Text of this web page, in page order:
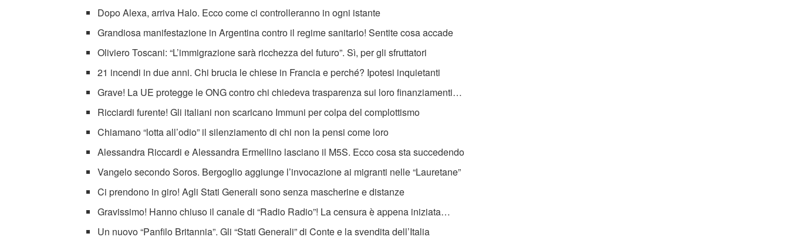
Dopo Alexa, arriva Halo. Ecco come ci controlleranno in ogni istante
Grandiosa manifestazione in Argentina contro il regime sanitario! Sentite cosa accade
Oliviero Toscani: “L’immigrazione sarà ricchezza del futuro”. Sì, per gli sfruttatori
21 incendi in due anni. Chi brucia le chiese in Francia e perché? Ipotesi inquietanti
Grave! La UE protegge le ONG contro chi chiedeva trasparenza sui loro finanziamenti…
Ricciardi furente! Gli italiani non scaricano Immuni per colpa del complottismo
Chiamano “lotta all’odio” il silenziamento di chi non la pensi come loro
Alessandra Riccardi e Alessandra Ermellino lasciano il M5S. Ecco cosa sta succedendo
Vangelo secondo Soros. Bergoglio aggiunge l’invocazione ai migranti nelle “Lauretane”
Ci prendono in giro! Agli Stati Generali sono senza mascherine e distanze
Gravissimo! Hanno chiuso il canale di “Radio Radio”! La censura è appena iniziata…
Un nuovo “Panfilo Britannia”. Gli “Stati Generali” di Conte e la svendita dell’Italia